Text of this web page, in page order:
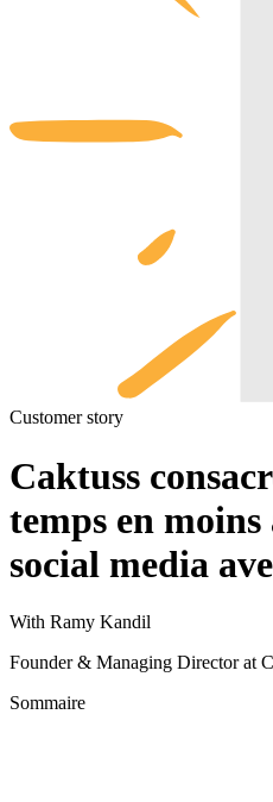
Customer story
Caktuss
temps en
social media
With Ramy Kandil
Founder & Managing Director at
Sommaire